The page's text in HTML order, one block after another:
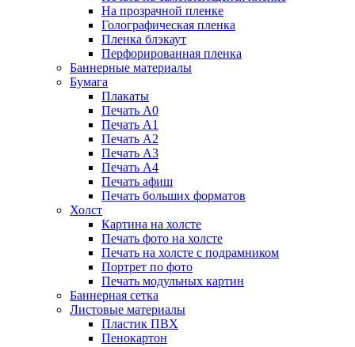
На прозрачной пленке
Голографическая пленка
Пленка блэкаут
Перфорированная пленка
Баннерные материалы
Бумага
Плакаты
Печать А0
Печать А1
Печать А2
Печать А3
Печать А4
Печать афиш
Печать больших форматов
Холст
Картина на холсте
Печать фото на холсте
Печать на холсте с подрамником
Портрет по фото
Печать модульных картин
Баннерная сетка
Листовые материалы
Пластик ПВХ
Пенокартон